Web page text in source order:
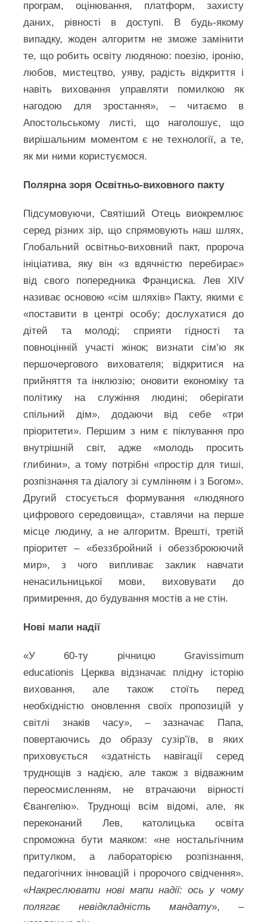
програм, оцінювання, платформ, захисту
даних, рівності в доступі. В будь-якому
випадку, жоден алгоритм не зможе замінити
те, що робить освіту людяною: поезію, іронію,
любов, мистецтво, уяву, радість відкриття і
навіть виховання управляти помилкою як
нагодою для зростання», – читаємо в
Апостольському листі, що наголошує, що
вирішальним моментом є не технології, а те,
як ми ними користуємося.
Полярна зоря Освітньо-виховного пакту
Підсумовуючи, Святіший Отець виокремлює
серед різних зір, що спрямовують наш шлях,
Глобальний освітньо-виховний пакт, пророча
ініціатива, яку він «з вдячністю перебирає»
від свого попередника Франциска. Лев XIV
називає основою «сім шляхів» Пакту, якими є
«поставити в центрі особу; дослухатися до
дітей та молоді; сприяти гідності та
повноцінній участі жінок; визнати сім’ю як
першочергового вихователя; відкритися на
прийняття та інклюзію; оновити економіку та
політику на служіння людині; оберігати
спільний дім», додаючи від себе «три
пріоритети». Першим з ним є піклування про
внутрішній світ, адже «молодь просить
глибини», а тому потрібні «простір для тиші,
розпізнання та діалогу зі сумлінням і з Богом».
Другий стосується формування «людяного
цифрового середовища», ставлячи на перше
місце людину, а не алгоритм. Врешті, третій
пріоритет – «беззбройний і обеззброюючий
мир», з чого випливає заклик навчати
ненасильницької мови, виховувати до
примирення, до будування мостів а не стін.
Нові мапи надії
«У 60-ту річницю Gravissimum
educationis Церква відзначає плідну історію
виховання, але також стоїть перед
необхідністю оновлення своїх пропозицій у
світлі знаків часу», – зазначає Папа,
повертаючись до образу сузір’їв, в яких
приховується «здатність навігації серед
труднощів з надією, але також з відважним
переосмисленням, не втрачаючи вірності
Євангелію». Труднощі всім відомі, але, як
переконаний Лев, католицька освіта
спроможна бути маяком: «не ностальгічним
притулком, а лабораторією розпізнання,
педагогічних інновацій і пророчого свідчення».
«Накреслювати нові мапи надії: ось у чому
полягає невідкладність мандату», –